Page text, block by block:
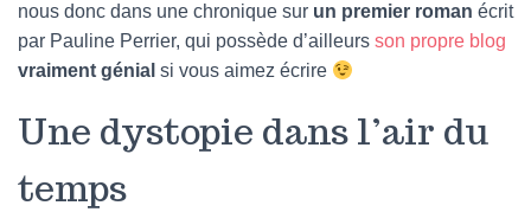
nous donc dans une chronique sur un premier roman écrit
par Pauline Perrier, qui possède d’ailleurs son propre blog
vraiment génial si vous aimez écrire
Une dystopie dans l’air du
temps